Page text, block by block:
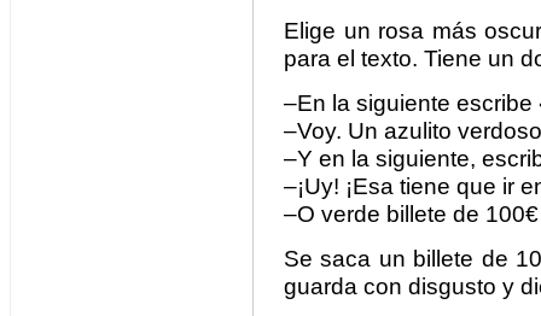
Elige un rosa más
para el texto. Tiene un
–En la siguiente
–Voy. Un azulito
–Y en la siguiente,
–¡Uy! ¡Esa tiene que ir
–O verde billete de 100€
Se saca un billete de
guarda con disgusto y